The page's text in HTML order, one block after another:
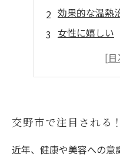
効果的な温熱
女性に嬉しい
愛される美肌
交野市で注目される！
近年、健康や美容への意